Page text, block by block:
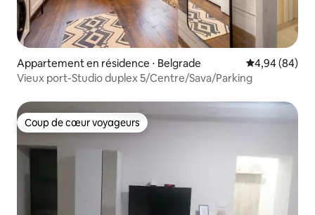
Appartement en résidence ⋅ Belgrade Évaluation
4,94 (84)
Vieux port-Studio duplex 5/Centre/Sava/Parking
Coup de cœur voyageurs
Coup de cœur voyageurs